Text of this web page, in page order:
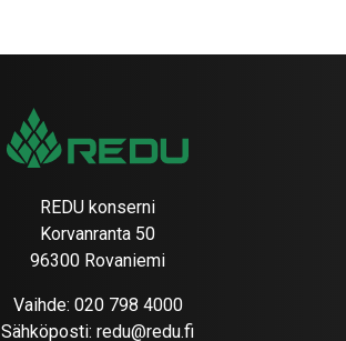
REDU konserni
Korvanranta 50
96300 Rovaniemi
Vaihde: 020 798 4000
Sähköposti: redu@redu.fi